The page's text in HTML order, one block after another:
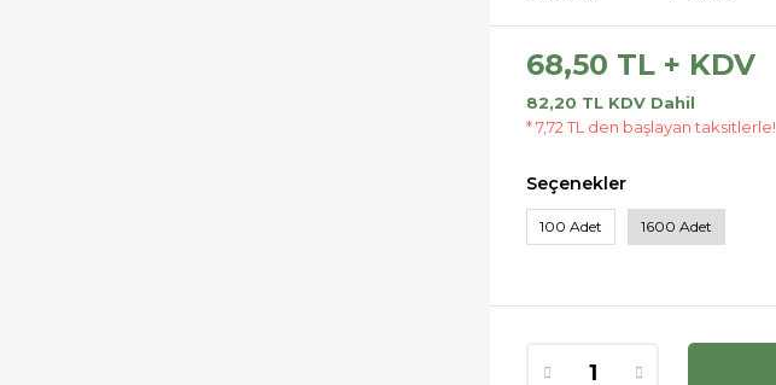
68,50 TL + KDV
82,20 TL KDV Dahil
* 7,72 TL den başlayan taksitlerle!
Seçenekler
100 Adet 1600 Adet